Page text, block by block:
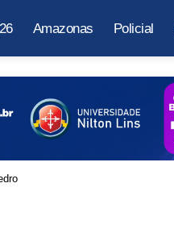
Amazonas Policial